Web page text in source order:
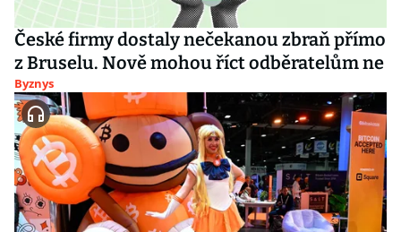
České firmy dostaly nečekanou zbraň přímo
z Bruselu. Nově mohou říct odběratelům ne
Byznys